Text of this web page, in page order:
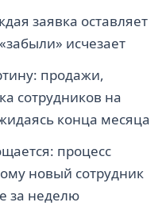
заявка оставляет
исчезает
продажи,
сотрудников на
конца месяца
процесс
новый сотрудник
за неделю